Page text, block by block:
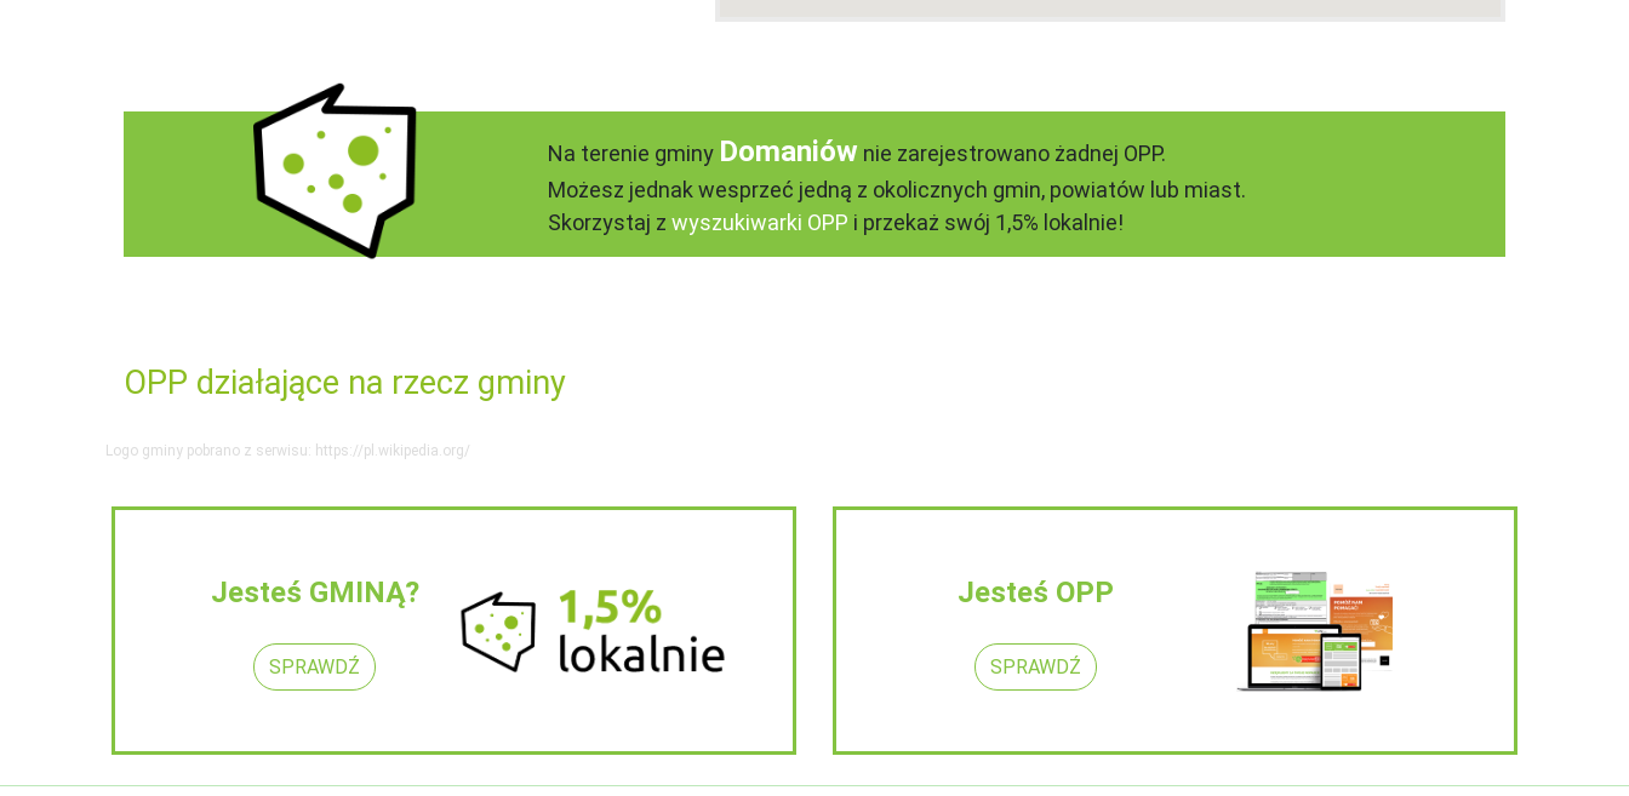
Na terenie gminy Domaniów nie zarejestrowano żadnej OPP.
Możesz jednak wesprzeć jedną z okolicznych gmin, powiatów lub miast.
Skorzystaj z wyszukiwarki OPP i przekaż swój 1,5% lokalnie!
OPP działające na rzecz gminy
Logo gminy pobrano z serwisu: https://pl.wikipedia.org/
Jesteś GMINĄ?
SPRAWDŹ
Jesteś OPP
SPRAWDŹ